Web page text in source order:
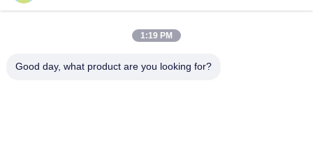
Contactez rapidement
Adresse
1:19 PM
Good day, what product are you looking for?